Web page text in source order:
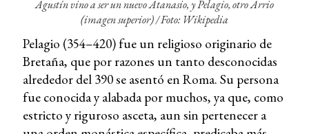
Agustín vino a ser un nuevo Atanasio, y Pelagio, otro Arrio
(imagen superior) /Foto: Wikipedia
Pelagio (354–420) fue un religioso originario de
Bretaña, que por razones un tanto desconocidas
alrededor del 390 se asentó en Roma. Su persona
fue conocida y alabada por muchos, ya que, como
estricto y riguroso asceta, aun sin pertenecer a